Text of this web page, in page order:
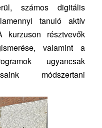
számos digitális
tanuló aktív
kurzuson résztvevők
valamint a
ugyancsak
módszertani